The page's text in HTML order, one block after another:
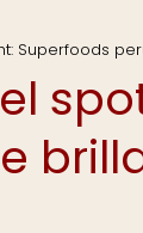
Superfoods